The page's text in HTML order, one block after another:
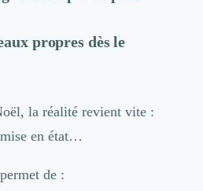
propres dès le
la réalité revient vite :
en état…
de :